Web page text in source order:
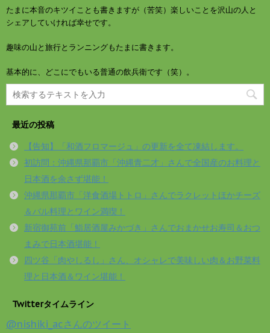
たまに本音のキツイことも書きますが（苦笑）楽しいことを沢山の人と
シェアしていければ幸せです。
趣味の山と旅行とランニングもたまに書きます。
基本的に、どこにでもいる普通の飲兵衛です（笑）。
最近の投稿
【告知】「和酒フロマージュ」の更新を全て凍結します。
初訪問：沖縄県那覇市「沖縄青二才」さんで全国産のお料理と
日本酒を余さず堪能！
沖縄県那覇市「洋食酒場トトロ」さんでラクレットほかチーズ
＆バル料理とワイン満喫！
新宿御苑前「鮨居酒屋みかづき」さんでおまかせお寿司＆おつ
まみで日本酒堪能！
四ツ谷「肉やしるし」さん、オシャレで美味しい肉＆お野菜料
理と日本酒＆ワイン堪能！
Twitterタイムライン
@nishiki_acさんのツイート